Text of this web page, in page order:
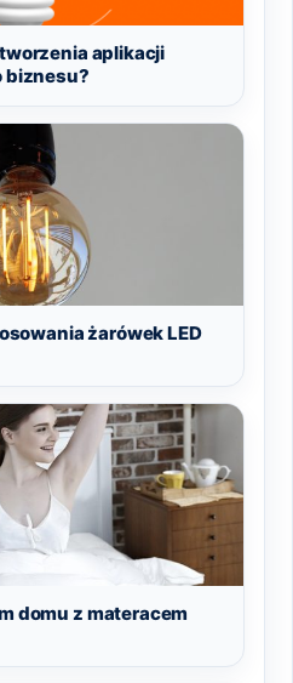
aplikacji
biznesu?
żarówek LED
domu z materacem